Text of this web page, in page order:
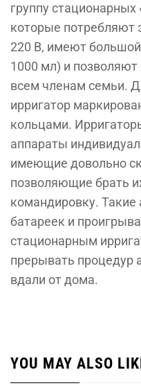
группу
которые потребляют
220 В, имеют
1000 мл) и позволяют
всем членам семьи.
иррига­тор
кольцами.
аппараты
имеющие довольно
позволяющие брать
командиров­ку.
батареек и
стационарным
прерывать процедур
вдали от дома.
YOU MAY ALSO